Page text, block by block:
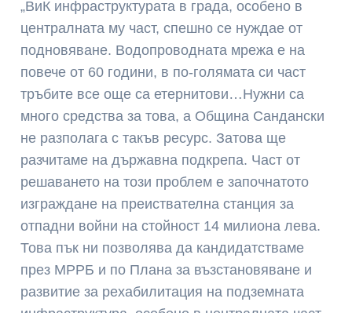
„ВиК инфраструктурата в града, особено в
централната му част, спешно се нуждае от
подновяване. Водопроводната мрежа е на
повече от 60 години, в по-голямата си част
тръбите все още са етернитови…Нужни са
много средства за това, а Община Сандански
не разполага с такъв ресурс. Затова ще
разчитаме на държавна подкрепа. Част от
решаването на този проблем е започнатото
изграждане на преиствателна станция за
отпадни войни на стойност 14 милиона лева.
Това пък ни позволява да кандидатстваме
през МРРБ и по Плана за възстановяване и
развитие за рехабилитация на подземната